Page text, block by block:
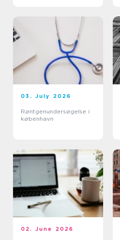
03. July 2026
Røntgenundersøgelse i
københavn
02. June 2026